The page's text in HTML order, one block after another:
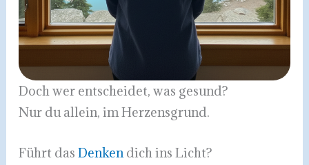
Doch wer entscheidet, was gesund?
Nur du allein, im Herzensgrund.
Führt das Denkendich ins Licht?